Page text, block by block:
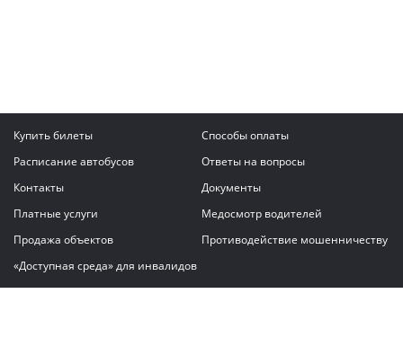
Купить билеты
Способы оплаты
Расписание автобусов
Ответы на вопросы
Контакты
Документы
Платные услуги
Медосмотр водителей
Продажа объектов
Противодействие мошенничеству
«Доступная среда» для инвалидов